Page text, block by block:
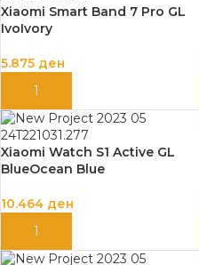
Xiaomi Smart Band 7 Pro GL
IvoIvory
5.875 ден
ДОДАЈ ВО КОШНИЦА
Xiaomi Watch S1 Active GL
BlueOcean Blue
10.464 ден
ДОДАЈ ВО КОШНИЦА